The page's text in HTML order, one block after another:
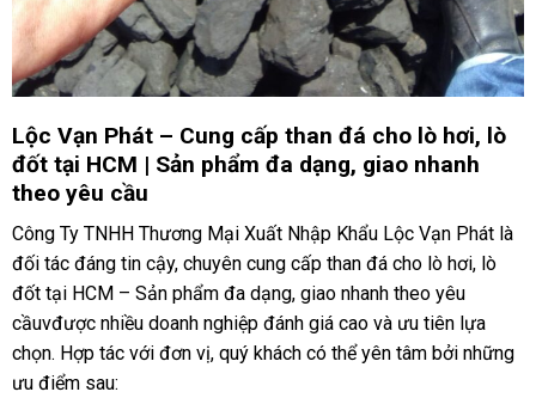
Lộc Vạn Phát – Cung cấp than đá cho lò hơi, lò
đốt tại HCM | Sản phẩm đa dạng, giao nhanh
theo yêu cầu
Công Ty TNHH Thương Mại Xuất Nhập Khẩu Lộc Vạn Phát là
đối tác đáng tin cậy, chuyên cung cấp than đá cho lò hơi, lò
đốt tại HCM – Sản phẩm đa dạng, giao nhanh theo yêu
cầuvđược nhiều doanh nghiệp đánh giá cao và ưu tiên lựa
chọn. Hợp tác với đơn vị, quý khách có thể yên tâm bởi những
ưu điểm sau: